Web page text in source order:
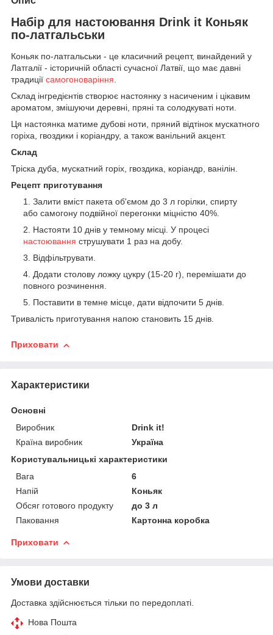
Набір для настоювання Drink it Коньяк
по-латгальськи
Коньяк по-латгальськи - це класичний рецепт, винайдений у
Латгалії - історичній області сучасної Латвії, що має давні
традиції самогоноваріння.
Склад інгредієнтів створює настоянку з насиченим і цікавим
ароматом, змішуючи деревні, пряні та солодкуваті ноти.
Ця настоянка матиме дубові ноти, пряний відтінок мускатного
горіха, гвоздики і коріандру, а також ванільний акцент.
Склад
Тріска дуба, мускатний горіх, гвоздика, коріандр, ванілін.
Рецепт приготування
Залити вміст пакета об'ємом до 3 л горілки, спирту
або самогону подвійної перегонки міцністю 40%.
Настояти 10 днів у темному місці. У процесі
настоювання струшувати 1 раз на добу.
Відфільтрувати.
Додати столову ложку цукру (15-20 г), перемішати до
повного розчинення.
Поставити в темне місце, дати відпочити 5 днів.
Тривалість приготування напою становить 15 днів.
Приховати
Характеристики
Основні
Виробник
Drink it!
Країна виробник
Україна
Користувальницькі характеристики
Вага
6
Напій
Коньяк
Обсяг готового продукту
до 3 л
Паковання
Картонна коробка
Приховати
Умови доставки
Доставка здійснюється тільки по передоплаті.
Нова Пошта